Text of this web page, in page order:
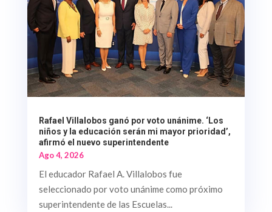
Rafael Villalobos ganó por voto unánime. ‘Los
niños y la educación serán mi mayor prioridad’,
afirmó el nuevo superintendente
Ago 4, 2026
El educador Rafael A. Villalobos fue
seleccionado por voto unánime como próximo
superintendente de las Escuelas...